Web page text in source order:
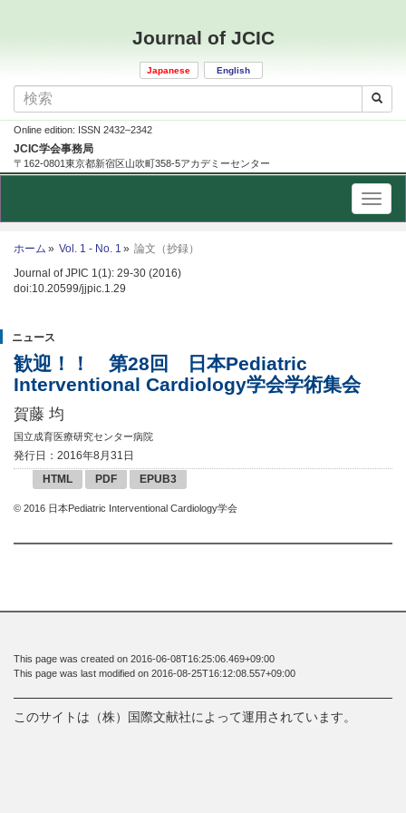
Journal of JCIC
Japanese English
Online edition: ISSN 2432–2342
JCIC学会事務局
〒162-0801東京都新宿区山吹町358-5アカデミーセンター
ホーム Vol. 1 - No. 1
論文（抄録）
Journal of JPIC 1(1): 29-30 (2016)
doi:10.20599/jjpic.1.29
ニュース
歓迎！！ 第28回 日本Pediatric
Interventional Cardiology学会学術集会
賀藤 均
国立成育医療研究センター病院
発行日：2016年8月31日
HTML
PDF EPUB3
© 2016 日本Pediatric Interventional Cardiology学会
This page was created on 2016-06-08T16:25:06.469+09:00
This page was last modified on 2016-08-25T16:12:08.557+09:00
このサイトは（株）国際文献社によって運用されています。